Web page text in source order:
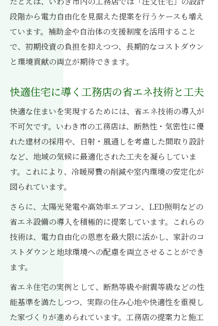
再生可能エネルギー導入時の工務店の役割
とは
工務店と始める蓄電池活用の新しい住まい
づくり
工務店で叶える再生可能エネルギー住宅の
工務店が叶える電力コスト削減の住まいとは
工務店が推奨する電力コスト削減プラン解
説
蓄電池導入で工務店住宅の節約効果を高め
る
工務店の設計力で電気代節約を実現する方
法
注文住宅で叶う電力コスト最適化の秘訣
工務店が実践する電力自由化対応の工夫事
注文住宅ならではの省エネ設計で未来を住む
工務店による注文住宅の省エネ設計ポイン
ト
段階から電力自由化を見据えた提案を行うケースも増え
ています。補助金や自治体の支援制度を活用すること
で、初期投資の負担を抑えつつ、長期的なコストダウン
と環境貢献の両立が期待できます。
快適住宅に導く工務店の省エネ技術と工夫
快適な住まいを実現するためには、省エネ技術の導入が
不可欠です。いわき市の工務店は、断熱性・気密性に優
れた建材の採用や、日射・風通しを考慮した間取り設計
など、地域の気候に最適化された工夫を凝らしていま
す。これにより、冷暖房費の削減や室内環境の安定化が
図られています。
さらに、太陽光発電や高効率エアコン、LED照明などの
省エネ設備の導入を積極的に提案しています。これらの
技術は、電力自由化の恩恵を最大限に活かし、家計のコ
ストダウンと地球環境への配慮を両立させることができ
ます。
省エネ住宅の実例として、断熱等級や耐震等級などの性
能基準を満たしつつ、実際の住み心地や快適性を重視し
た家づくりが進められています。工務店の提案力と施工